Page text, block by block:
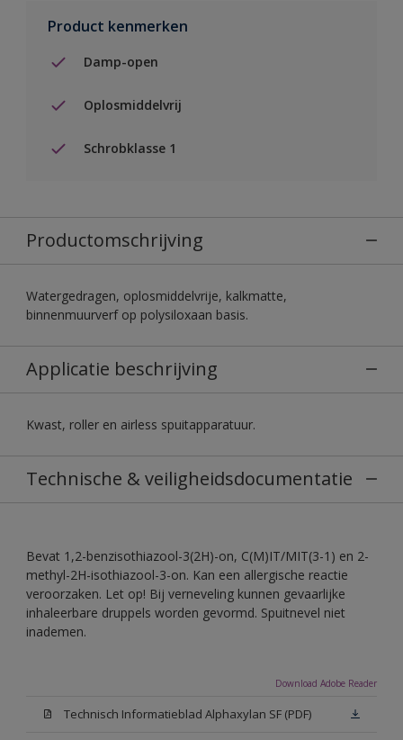
Product kenmerken
Damp-open
Oplosmiddelvrij
Schrobklasse 1
Productomschrijving
Watergedragen, oplosmiddelvrije, kalkmatte,
binnenmuurverf op polysiloxaan basis.
Applicatie beschrijving
Kwast, roller en airless spuitapparatuur.
Technische & veiligheidsdocumentatie
Bevat 1,2-benzisothiazool-3(2H)-on, C(M)IT/MIT(3-1) en 2-
methyl-2H-isothiazool-3-on. Kan een allergische reactie
veroorzaken. Let op! Bij verneveling kunnen gevaarlijke
inhaleerbare druppels worden gevormd. Spuitnevel niet
inademen.
Download Adobe Reader
Technisch Informatieblad Alphaxylan SF (PDF)